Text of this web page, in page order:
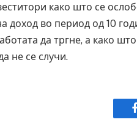
како што се
доход во период од 10
да тргне, а како што
не се случи.